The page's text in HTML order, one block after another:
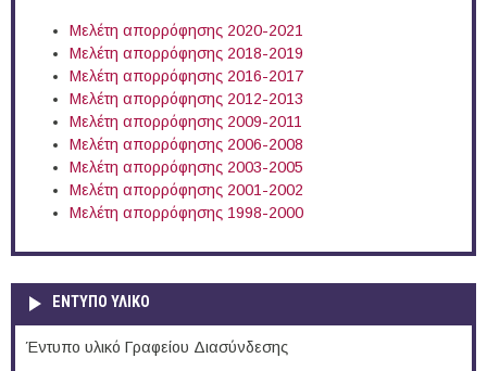
Μελέτη απορρόφησης 2020-2021
Μελέτη απορρόφησης 2018-2019
Μελέτη απορρόφησης 2016-2017
Μελέτη απορρόφησης 2012-2013
Μελέτη απορρόφησης 2009-2011
Μελέτη απορρόφησης 2006-2008
Μελέτη απορρόφησης 2003-2005
Μελέτη απορρόφησης 2001-2002
Μελέτη απορρόφησης 1998-2000
ΕΝΤΥΠΟ ΥΛΙΚΟ
Έντυπο υλικό Γραφείου Διασύνδεσης